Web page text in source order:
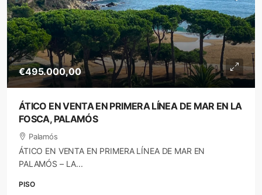
€495.000,00
ÁTICO EN VENTA EN PRIMERA LÍNEA DE MAR EN LA
FOSCA, PALAMÓS
Palamós
ÁTICO EN VENTA EN PRIMERA LÍNEA DE MAR EN
PALAMÓS – LA...
PISO